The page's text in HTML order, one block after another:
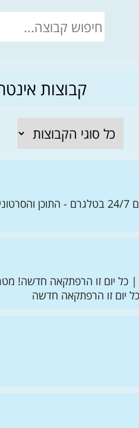
קבוצות
| כל יום זו הרפתקאה חדשה!
יום זו הרפתקאה חדשה